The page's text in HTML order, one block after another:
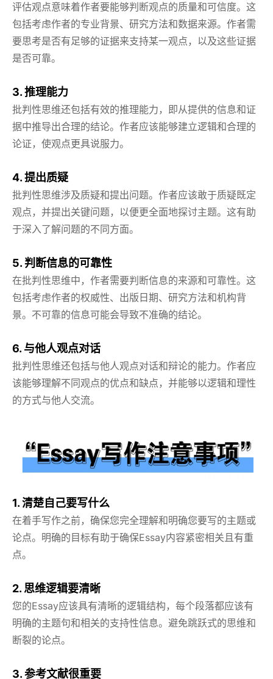
评估观点意味着作者要能够判断观点的质量和可信度。这
包括考虑作者的专业背景、研究方法和数据来源。作者需
要思考是否有足够的证据来支持某一观点，以及这些证据
是否可靠。
3. 推理能力
批判性思维还包括有效的推理能力，即从提供的信息和证
据中推导出合理的结论。作者应该能够建立逻辑和合理的
论证，使观点更具说服力。
4. 提出质疑
批判性思维涉及质疑和提出问题。作者应该敢于质疑既定
观点，并提出关键问题，以便更全面地探讨主题。这有助
于深入了解问题的不同方面。
5. 判断信息的可靠性
在批判性思维中，作者需要判断信息的来源和可靠性。这
包括考虑作者的权威性、出版日期、研究方法和机构背
景。不可靠的信息可能会导致不准确的结论。
6. 与他人观点对话
批判性思维还包括与他人观点对话和辩论的能力。作者应
该能够理解不同观点的优点和缺点，并能够以逻辑和理性
的方式与他人交流。
1. 清楚自己要写什么
在着手写作之前，确保您完全理解和明确您要写的主题或
论点。明确的目标有助于确保Essay内容紧密相关且有重
点。
2. 思维逻辑要清晰
您的Essay应该具有清晰的逻辑结构，每个段落都应该有
明确的主题句和相关的支持性信息。避免跳跃式的思维和
断裂的论点。
3. 参考文献很重要